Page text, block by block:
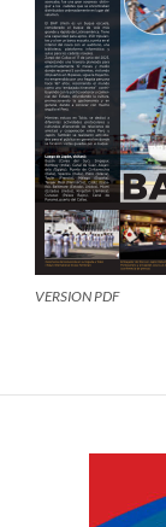
VERSION PDF